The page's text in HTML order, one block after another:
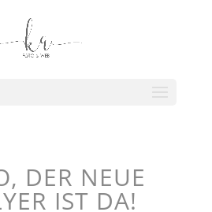
DER NEUE
IST DA!